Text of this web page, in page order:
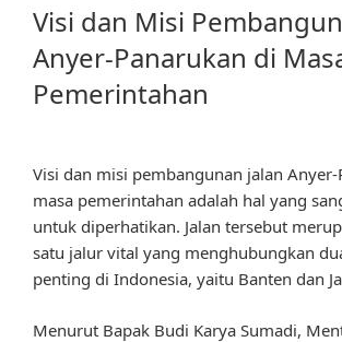
ON
Visi dan Misi
Anyer-Panarukan di
Pemerintahan
Visi dan misi pembangunan jalan Anyer-
masa pemerintahan adalah hal yang
untuk diperhatikan. Jalan tersebut
satu jalur vital yang menghubungkan
penting di Indonesia, yaitu Banten dan
Menurut Bapak Budi Karya Sumadi,